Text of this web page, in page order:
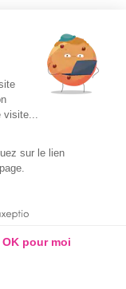
sur le lien
OK pour moi